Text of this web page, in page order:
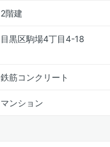
2階建
目黒区駒場4丁目4-18
鉄筋コンクリート
マンション